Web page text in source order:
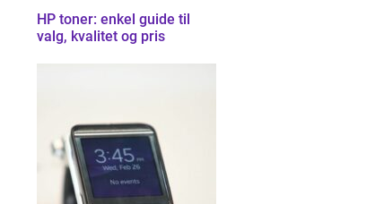
HP toner: enkel guide til
valg, kvalitet og pris